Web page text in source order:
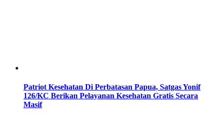
Patriot Kesehatan Di Perbatasan Papua, Satgas Yonif
126/KC Berikan Pelayanan Kesehatan Gratis Secara
Masif